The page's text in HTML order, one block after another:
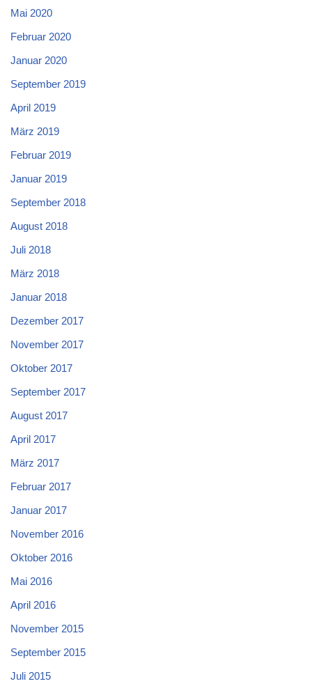
Mai 2020
Februar 2020
Januar 2020
September 2019
April 2019
März 2019
Februar 2019
Januar 2019
September 2018
August 2018
Juli 2018
März 2018
Januar 2018
Dezember 2017
November 2017
Oktober 2017
September 2017
August 2017
April 2017
März 2017
Februar 2017
Januar 2017
November 2016
Oktober 2016
Mai 2016
April 2016
November 2015
September 2015
Juli 2015